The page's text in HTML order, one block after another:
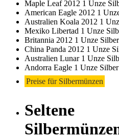
Maple Leaf 2012 1 Unze
American Eagle 2012 1
Australien Koala 2012 1
Mexiko Libertad 1 Unze
Britannia 2012 1 Unze Silber
China Panda 2012 1 Unze
Australien Lunar 1 Unze
Andorra Eagle 1 Unze Silber
Preise für Silbermünzen
Seltene